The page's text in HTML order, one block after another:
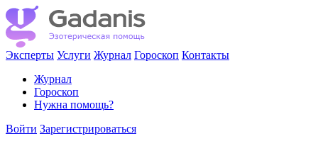
Эксперты Услуги Журнал Гороскоп Контакты
Журнал
Гороскоп
Нужна помощь?
Войти Зарегистрироваться